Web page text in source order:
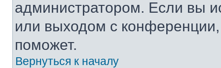
администратором. Если вы
или выходом с
поможет.
Вернуться к началу